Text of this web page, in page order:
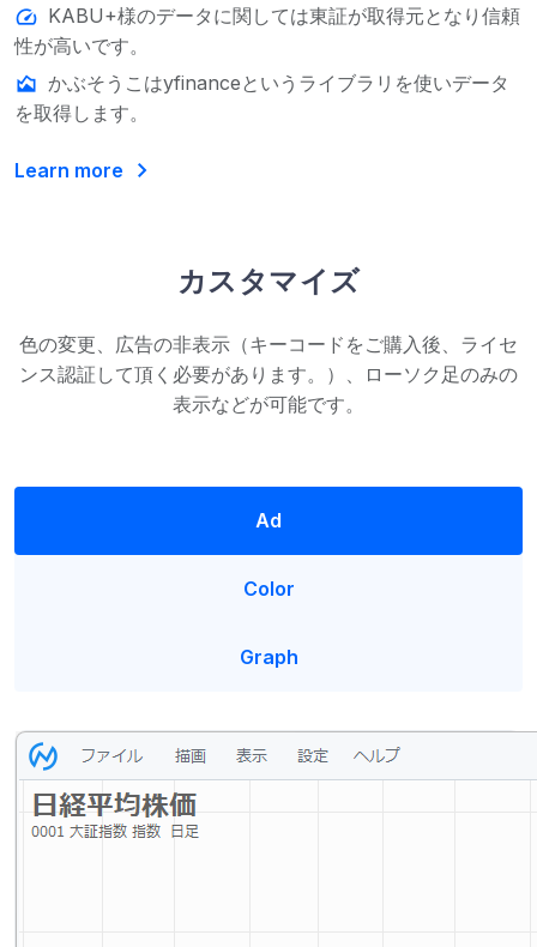
speed KABU+様のデータに関しては東証が取得元となり信頼
性が高いです。
area_chart かぶそうこはyfinanceというライブラリを使いデータ
を取得します。
Learn more chevron_right
カスタマイズ
色の変更、広告の非表示（キーコードをご購入後、ライセ
ンス認証して頂く必要があります。）、ローソク足のみの
表示などが可能です。
Ad
Color
Graph